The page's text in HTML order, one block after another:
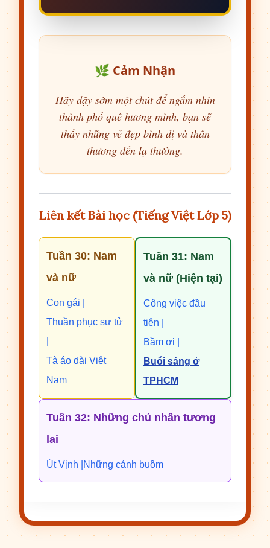
🌿 Cảm Nhận
Hãy dậy sớm một chút để ngắm nhìn
thành phố quê hương mình, bạn sẽ
thấy những vẻ đẹp bình dị và thân
thương đến lạ thường.
Liên kết Bài học (Tiếng Việt Lớp 5)
Tuần 30: Nam
và nữ
Con gái |
Thuần phục sư tử
Tà áo dài Việt
Nam
Tuần 31: Nam
và nữ (Hiện tại)
Công việc đầu
tiên |
Bầm ơi |
Buổi sáng ở
TPHCM
Tuần 32: Những chủ nhân tương
lai
Út Vịnh | Những cánh buồm